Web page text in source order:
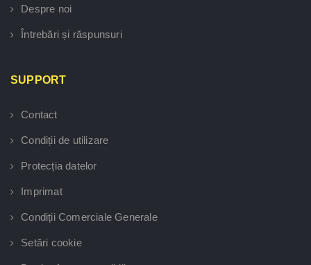
Despre noi
Întrebări și răspunsuri
SUPPORT
Contact
Condiții de utilizare
Protecția datelor
Imprimat
Condiții Comerciale Generale
Setări cookie